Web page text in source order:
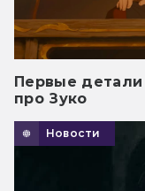
Первые
про Зуко
Новости